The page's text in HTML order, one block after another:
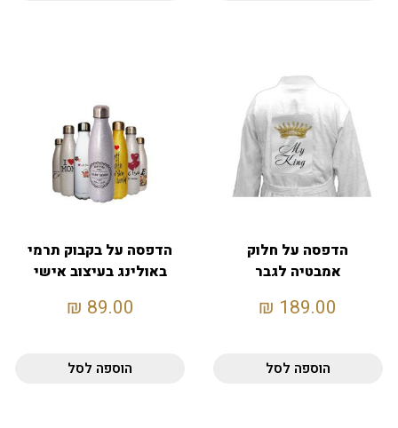
הדפסה על חלוק
אמבטיה לגבר
189.00
₪
הוספה לסל
הדפסה על בקבוק תרמי
באולינג בעיצוב אישי
89.00
₪
הוספה לסל